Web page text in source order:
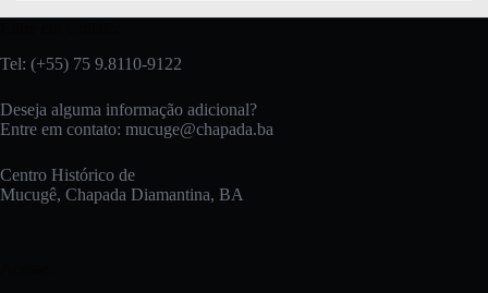
Tel: (+55) 75 9.8110-9122
Deseja alguma informação adicional?
Entre em contato: mucuge@chapada.ba
Centro Histórico de
Mucugê, Chapada Diamantina, BA